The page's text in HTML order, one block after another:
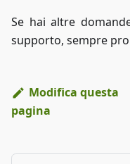
Se hai altre
supporto, sempre
Modifica questa
pagina